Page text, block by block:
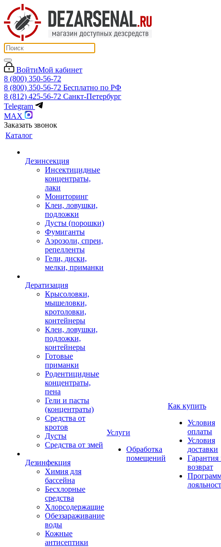
ВойтиМой кабинет
8 (800) 350-56-72
8 (800) 350-56-72 Бесплатно по РФ
8 (812) 425-56-72 Санкт-Петербург
Telegram
MAX
Заказать звонок
Каталог
Дезинсекция
Инсектицидные
концентраты,
лаки
Мониторинг
Клеи, ловушки,
подложки
Дусты (порошки)
Фумиганты
Аэрозоли, спреи,
репелленты
Гели, диски,
мелки, приманки
Дератизация
Крысоловки,
мышеловки,
кротоловки,
контейнеры
Клеи, ловушки,
подложки,
контейнеры
Готовые
приманки
Родентицидные
концентраты,
пена
Гели и пасты
(концентраты)
Средства от
кротов
Дусты
Средства от змей
Дезинфекция
Химия для
бассейна
Бесхлорные
средства
Хлорсодержащие
Обеззараживание
воды
Кожные
антисептики
Услуги
Обработка
помещений
Как купить
Условия
оплаты
Условия
доставки
Гарантия
возврат